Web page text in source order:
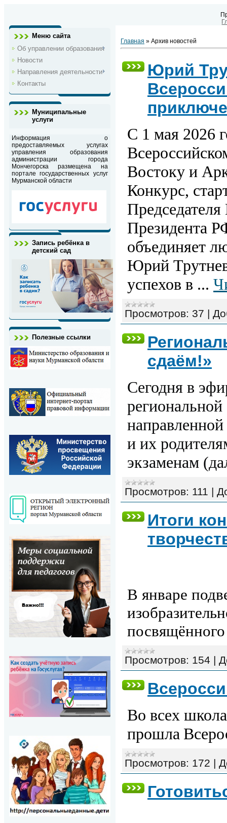
Меню сайта
Об управлении образования
Новости
Направления деятельности
Контакты
Муниципальные
услуги
Информация о
предоставляемых услугах
управления образования
администрации города
Мончегорска размещена на
портале государственных услуг
Мурманской области
Запись ребёнка в
детский сад
Полезные ссылки
Главная » Архив новостей
Юрий
С 1 мая 2026
Востоку и
Конкурс,
Президента
объединяет
Юрий Трутнев
успехов в ...
Просмотров: 37 |
сдаём!»
Сегодня в
и их
экзаменам
Просмотров: 111 |
Итоги
В январе
посвящённого
Просмотров: 154 |
Во всех
прошла
Просмотров: 172 |